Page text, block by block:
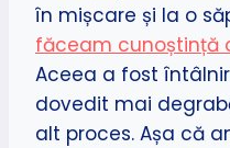
în mișcare și la o
făceam cunoștință
Aceea a fost
dovedit mai
alt proces. Așa că